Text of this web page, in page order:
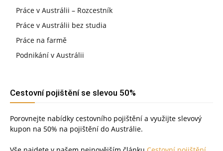
Práce v Austrálii – Rozcestník
Práce v Austrálii bez studia
Práce na farmě
Podnikání v Austrálii
Cestovní pojištění se slevou 50%
Porovnejte nabídky cestovního pojištění a využijte slevový
kupon na 50% na pojištění do Austrálie.